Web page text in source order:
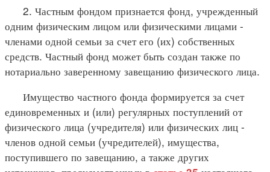
2. Частным фондом признается фонд, учрежденный
одним физическим лицом или физическими лицами -
членами одной семьи за счет его (их) собственных
средств. Частный фонд может быть создан также по
нотариально заверенному завещанию физического лица.
Имущество частного фонда формируется за счет
единовременных и (или) регулярных поступлений от
физического лица (учредителя) или физических лиц -
членов одной семьи (учредителей), имущества,
поступившего по завещанию, а также других